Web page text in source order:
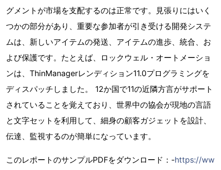
グメントが市場を支配するのは正常です。見張りにはいく
つかの部分があり、重要な参加者が引き受ける開発システ
ムは、新しいアイテムの発送、アイテムの進歩、統合、お
よび保護です。たとえば、ロックウェル・オートメーショ
ンは、ThinManagerレンディション11.0プログラミングを
ディスパッチしました。 12か国で11の近隣方言がサポート
されていることを覚えており、世界中の協会が現地の言語
と文字セットを利用して、細身の顧客ガジェットを設計、
伝達、監視するのが簡単になっています。
このレポートのサンプルPDFをダウンロード：-https://ww